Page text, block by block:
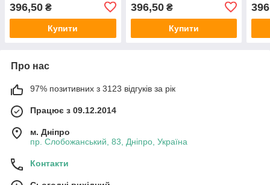
396,50 ₴
Купити
396,50₴
Купити
Про нас
97% позитивних з 3123 відгуків за рік
Працює з 09.12.2014
м. Дніпро
пр. Слобожанський, 83, Дніпро, Україна
Контакти